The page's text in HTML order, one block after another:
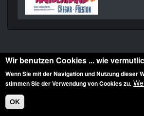
Diese Website ist urheberrechtlich geschützt: © 2010-
Rechte vorbehalten.
Wir benutzen Cookies ... wie
Wenn Sie mit der Navigation und Nutzung dieser
stimmen Sie der Verwendung von Cookies zu.
OK